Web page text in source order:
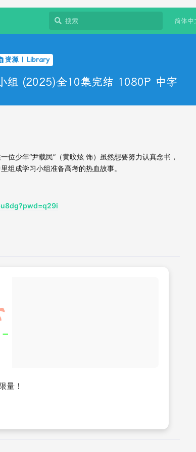
简体中
资源 | Library
组 (2025)全10集完结 1080P 中字
少年“尹载民”（黄旼炫 饰）虽然想要努力认真念书，
组成学习小组准备高考的热血故事。
量！